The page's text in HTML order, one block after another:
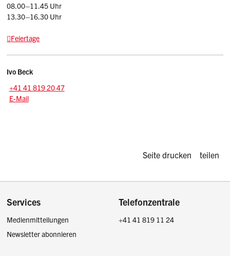
08.00–11.45 Uhr
13.30–16.30 Uhr
Feiertage
Ivo Beck
Zentrale:
+41 41 819 20 47
E-Mail: ivo.beck
E-Mail
Diese Seite
Seite drucken teilen
Footer
Services
Medienmitteilungen
Newsletter abonnieren
Telefonzentrale
+41 41 819 11 24